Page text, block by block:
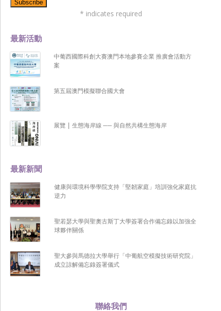
聯絡我們
最新新聞
健康與環境科學學院支持「堅韌家庭」培訓強化家庭抗
逆力
聖若瑟大學與聖奧古斯丁大學簽署合作備忘錄以加強全
球夥伴關係
聖大參與馬德拉大學舉行「中葡航空模擬技術研究院」
成立諒解備忘錄簽署儀式
最新活動
中葡西國際科創大賽澳門本地參賽企業 推廣會活動方
案
第五屆澳門模擬聯合國大會
展覽 | 生態海岸線 ── 與自然共構生態海岸
* indicates required